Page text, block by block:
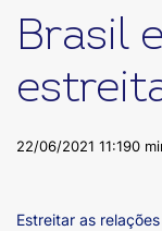
Brasil
22/06/2021 11:190
Estreitar as